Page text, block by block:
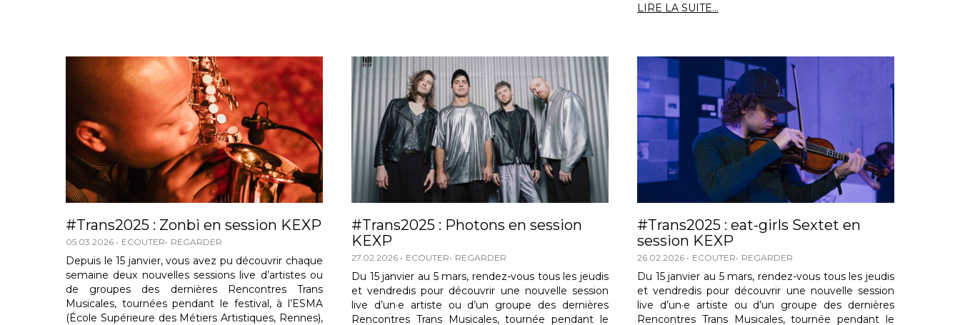
LIRE LA SUITE...
#Trans2025 : Zonbi en session KEXP
05.03.2026 ECOUTER REGARDER
Depuis le 15 janvier, vous avez pu découvrir chaque
semaine deux nouvelles sessions live d’artistes ou
de groupes des dernières Rencontres Trans
Musicales, tournées pendant le festival, à l’ESMA
(École Supérieure des Métiers Artistiques, Rennes),
#Trans2025 : Photons en session
KEXP
27.02.2026 ECOUTER REGARDER
Du 15 janvier au 5 mars, rendez-vous tous les jeudis
et vendredis pour découvrir une nouvelle session
live d’un·e artiste ou d’un groupe des dernières
Rencontres Trans Musicales, tournée pendant le
#Trans2025 : eat-girls Sextet en
session KEXP
26.02.2026 ECOUTER REGARDER
Du 15 janvier au 5 mars, rendez-vous tous les jeudis
et vendredis pour découvrir une nouvelle session
live d’un·e artiste ou d’un groupe des dernières
Rencontres Trans Musicales, tournée pendant le